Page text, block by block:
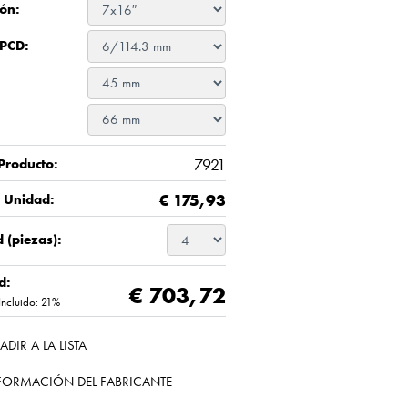
7921
€ 175,93
(piezas):
21% € 703,72
A LA LISTA
DEL FABRICANTE